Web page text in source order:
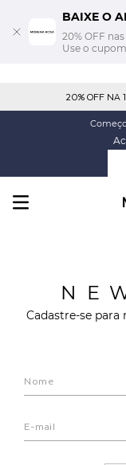
BAIXE O
20% OFF
Use o
20% OFF NA
Cadastre-se para